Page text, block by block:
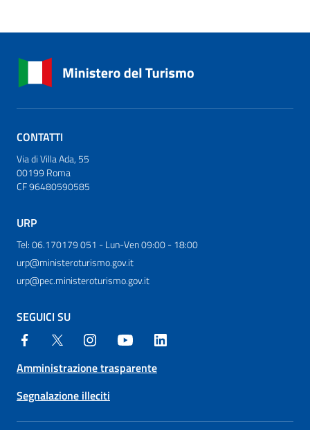
CONTATTI
Via di Villa Ada, 55
00199 Roma
CF 96480590585
URP
Tel: 06.170179 051 - Lun-Ven 09:00 - 18:00
urp@ministeroturismo.gov.it
urp@pec.ministeroturismo.gov.it
SEGUICI SU
Amministrazione trasparente
Segnalazione illeciti